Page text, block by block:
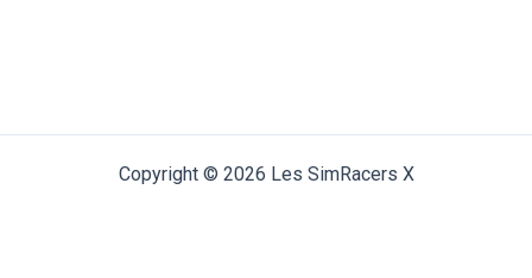
Copyright © 2026 Les SimRacers X